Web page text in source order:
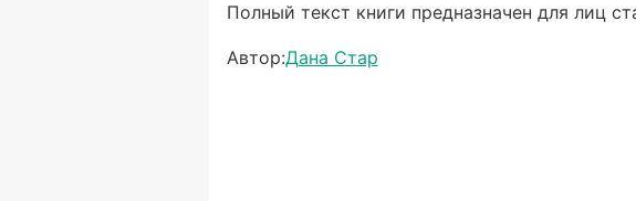
Полный текст книги предназначен для лиц
Автор:Дана Стар